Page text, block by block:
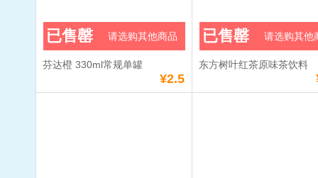
芬达橙 330ml常规单罐
¥2.5
已售罄 请选购其他商品
东方树叶红茶原味茶饮料
已售罄 请选购其他